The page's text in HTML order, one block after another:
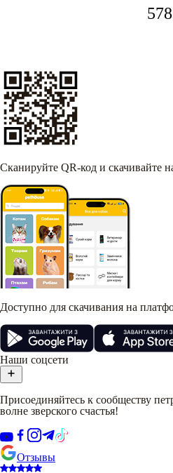
578
Сканируйте QR-код и скачивайте
Доступно для скачивания на
Наши соцсети
Присоединяйтесь к сообществу
волне зверского счастья!
Отзывы